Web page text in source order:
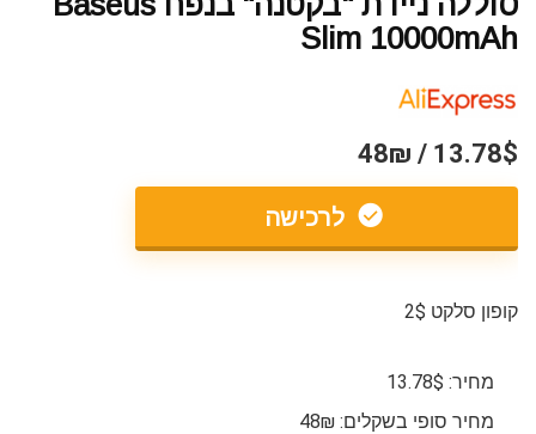
Slim 10000mAh
13.78$ / 48₪
לרכישה
קופון סלקט 2$
מחיר: 13.78$
מחיר סופי בשקלים: 48₪